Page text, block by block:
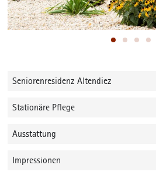
Seniorenresidenz Altendiez
Stationäre Pflege
Ausstattung
Impressionen